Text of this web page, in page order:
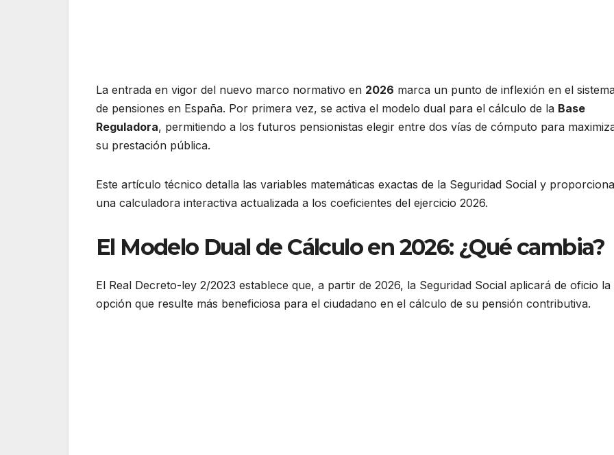
La entrada en vigor del nuevo marco normativo en 2026 marca un punto de inflexión en el
de pensiones en España. Por primera vez, se activa el modelo dual para el cálculo de la Base
Reguladora, permitiendo a los futuros pensionistas elegir entre dos vías de cómputo para
su prestación pública.
Este artículo técnico detalla las variables matemáticas exactas de la Seguridad Social y proporciona
una calculadora interactiva actualizada a los coeficientes del ejercicio 2026.
El Modelo Dual de Cálculo en 2026: ¿Qué cambia?
El Real Decreto-ley 2/2023 establece que, a partir de 2026, la Seguridad Social aplicará de oficio la
opción que resulte más beneficiosa para el ciudadano en el cálculo de su pensión contributiva.